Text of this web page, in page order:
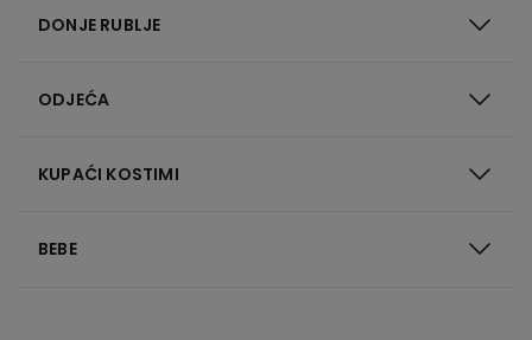
DONJE RUBLJE
ODJEĆA
KUPAĆI KOSTIMI
BEBE